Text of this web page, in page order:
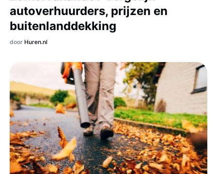
autoverhuurders, prijzen en
buitenlanddekking
door Huren.nl